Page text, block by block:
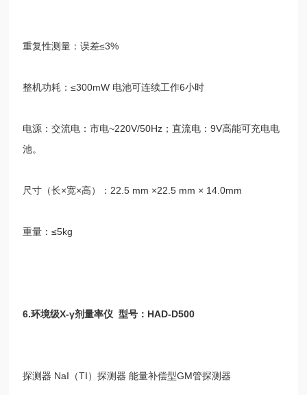
重复性测量：误差≤3%
整机功耗：≤300mW 电池可连续工作6小时
电源：交流电：市电~220V/50Hz ；直流电：9V高能可充电电
池。
尺寸（长×宽×高）： 22.5 mm ×22.5 mm × 14.0mm
重量：≤5kg
6.环境级X-γ剂量率仪 型号： HAD-D500
探测器 NaI （TI）探测器 能量补偿型GM管探测器